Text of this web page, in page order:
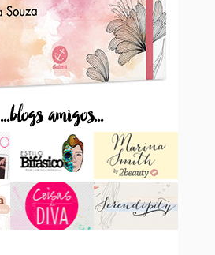
...blogs amigos...